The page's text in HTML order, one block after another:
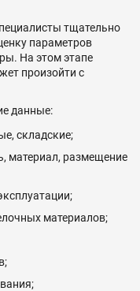
тщательно
параметров
На этом этапе
произойти с
данные:
складские;
материал, размещение
материалов;